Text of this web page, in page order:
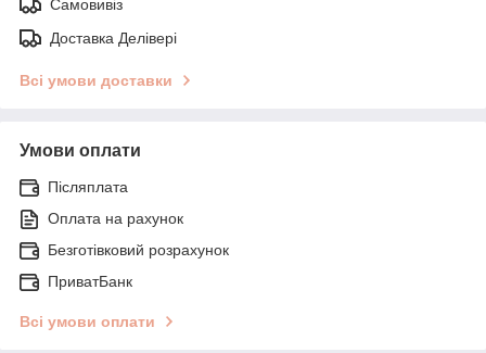
Самовивіз
Доставка Делівері
Всі умови доставки
Умови оплати
Післяплата
Оплата на рахунок
Безготівковий розрахунок
ПриватБанк
Всі умови оплати